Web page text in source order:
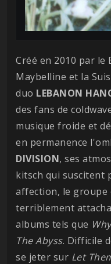
Créé en 2010 par
Maybelline et la
duo LEBANON
des fans de
musique froide et
en permanence
DIVISION, ses
kitsch qui suscitent
affection, le groupe
terriblement
albums tels que
The Abyss. Difficile
se jeter sur Let